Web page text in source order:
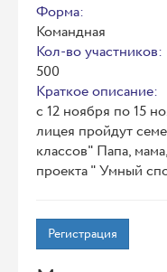
Форма:
Командная
Кол-во участников:
500
Краткое описание:
с 12 ноября по 15
лицея пройдут
классов" Папа,
проекта " Умный
Регистрация